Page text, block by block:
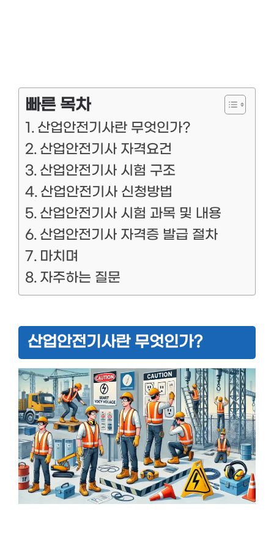
빠른 목차
산업안전기사란 무엇인가?
산업안전기사 자격요건
산업안전기사 시험 구조
산업안전기사 신청방법
산업안전기사 시험 과목 및 내용
산업안전기사 자격증 발급 절차
마치며
자주하는 질문
산업안전기사란 무엇인가?